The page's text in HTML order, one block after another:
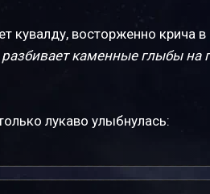
восторженно крича в
каменные глыбы на
лукаво улыбнулась: